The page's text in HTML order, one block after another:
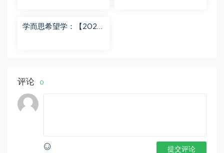
学而思希望学：【2023
评论 0
提交评论